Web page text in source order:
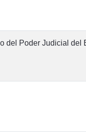
del Poder Judicial del